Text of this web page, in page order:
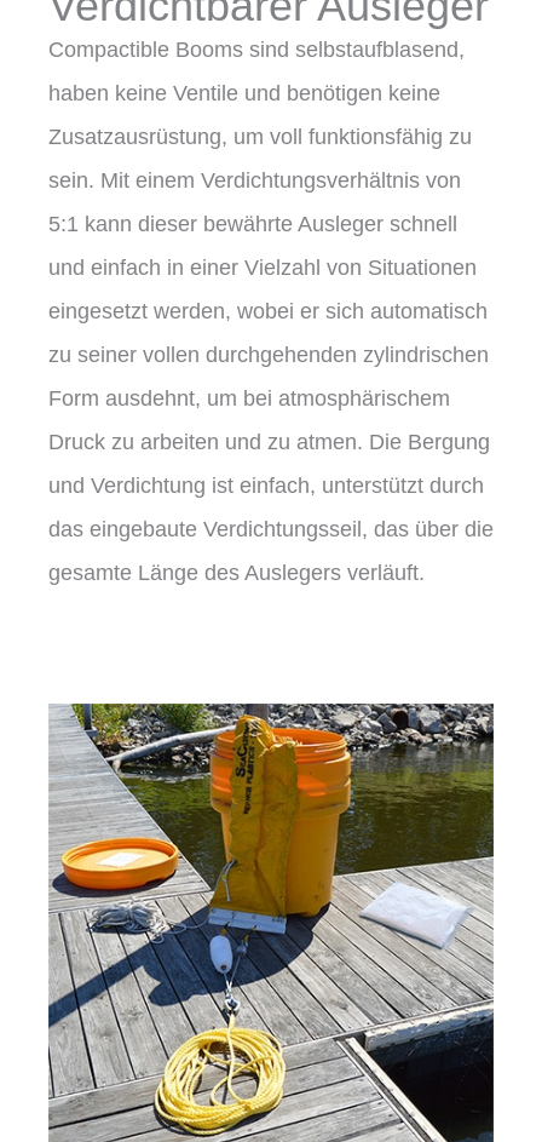
Compactible Booms sind selbstaufblasend,
haben keine Ventile und benötigen keine
Zusatzausrüstung, um voll funktionsfähig zu
sein. Mit einem Verdichtungsverhältnis von
5:1 kann dieser bewährte Ausleger schnell
und einfach in einer Vielzahl von Situationen
eingesetzt werden, wobei er sich automatisch
zu seiner vollen durchgehenden zylindrischen
Form ausdehnt, um bei atmosphärischem
Druck zu arbeiten und zu atmen. Die Bergung
und Verdichtung ist einfach, unterstützt durch
das eingebaute Verdichtungsseil, das über die
gesamte Länge des Auslegers verläuft.